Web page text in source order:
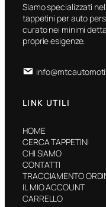
Siamo specializzati
tappetini per auto
curato nei minimi
proprie esigenze.
LINK UTILI
HOME
CERCA TAPPETINI
CHI SIAMO
CONTATTI
TRACCIAMENTO
IL MIO ACCOUNT
CARRELLO